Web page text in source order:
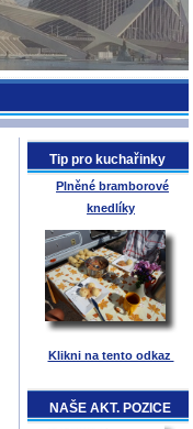
Tip pro kuchařinky
Plněné bramborové
knedlíky
Klikni na tento odkaz
NAŠE AKT. POZICE